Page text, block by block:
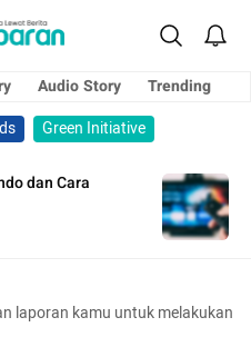
Audio Story
Trending
Green Initiative
dan Cara
laporan kamu untuk melakukan